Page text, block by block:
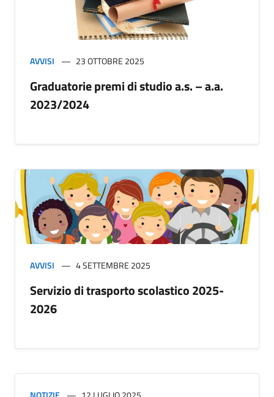
AVVISI 23 OTTOBRE 2025
Graduatorie premi di studio a.s. – a.a.
2023/2024
AVVISI 4 SETTEMBRE 2025
Servizio di trasporto scolastico 2025-
2026